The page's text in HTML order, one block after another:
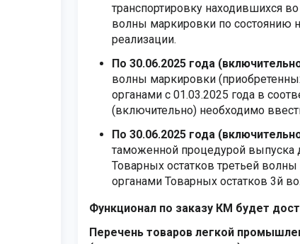
транспортировку находившихся
волны маркировки по состоянию
реализации.
По 30.06.2025 года
волны маркировки
органами с 01.03.2025 года в
(включительно) необходимо
По 30.06.2025 года
таможенной процедурой выпуска
Товарных остатков третьей
органами Товарных остатков 3й
Функционал по заказу КМ будет
Перечень товаров легкой